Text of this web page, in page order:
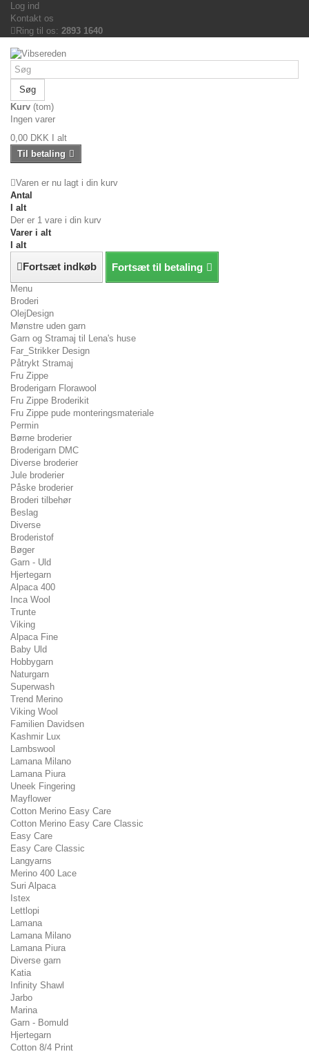
Log ind
Kontakt os
Ring til os: 2893 1640
Søg
Kurv (tom)
Ingen varer
0,00 DKK
I alt
Til betaling
Varen er nu lagt i din kurv
Antal
I alt
Der er 1 vare i din kurv
Varer i alt
I alt
Fortsæt indkøb Fortsæt til betaling
Menu
Broderi
OlejDesign
Mønstre uden garn
Garn og Stramaj til Lena's huse
Far_Strikker Design
Påtrykt Stramaj
Fru Zippe
Broderigarn Florawool
Fru Zippe Broderikit
Fru Zippe pude monteringsmateriale
Permin
Børne broderier
Broderigarn DMC
Diverse broderier
Jule broderier
Påske broderier
Broderi tilbehør
Beslag
Diverse
Broderistof
Bøger
Garn - Uld
Hjertegarn
Alpaca 400
Inca Wool
Trunte
Viking
Alpaca Fine
Baby Uld
Hobbygarn
Naturgarn
Superwash
Trend Merino
Viking Wool
Familien Davidsen
Kashmir Lux
Lambswool
Lamana Milano
Lamana Piura
Uneek Fingering
Mayflower
Cotton Merino Easy Care
Cotton Merino Easy Care Classic
Easy Care
Easy Care Classic
Langyarns
Merino 400 Lace
Suri Alpaca
Istex
Lettlopi
Lamana
Lamana Milano
Lamana Piura
Diverse garn
Katia
Infinity Shawl
Jarbo
Marina
Garn - Bomuld
Hjertegarn
Cotton 8/4 Print